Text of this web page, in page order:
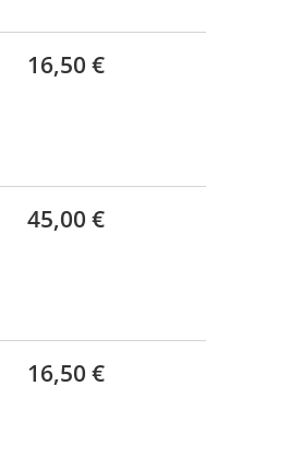
16,50 €
45,00 €
16,50 €